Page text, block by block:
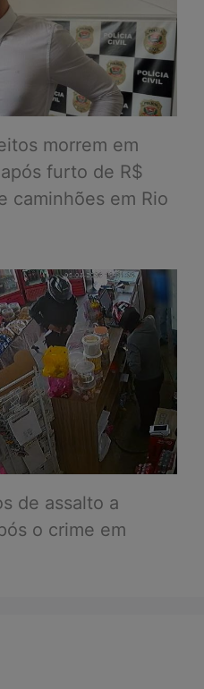
morrem em
furto de R$
caminhões em Rio
de assalto a
o crime em